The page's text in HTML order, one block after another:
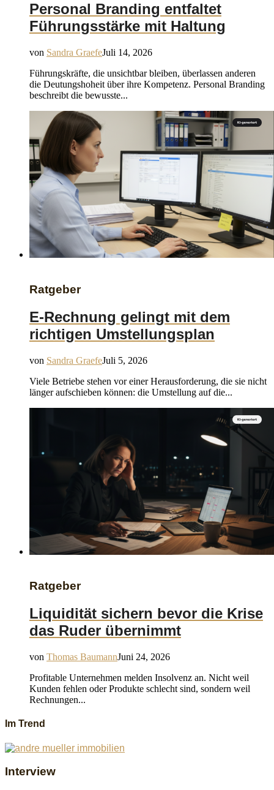
Personal Branding entfaltet
Führungsstärke mit Haltung
von Sandra GraefeJuli 14, 2026
Führungskräfte, die unsichtbar bleiben, überlassen anderen
die Deutungshoheit über ihre Kompetenz. Personal Branding
beschreibt die bewusste...
Ratgeber
E-Rechnung gelingt mit dem
richtigen Umstellungsplan
von Sandra GraefeJuli 5, 2026
Viele Betriebe stehen vor einer Herausforderung, die sie nicht
länger aufschieben können: die Umstellung auf die...
Ratgeber
Liquidität sichern bevor die Krise
das Ruder übernimmt
von Thomas BaumannJuni 24, 2026
Profitable Unternehmen melden Insolvenz an. Nicht weil
Kunden fehlen oder Produkte schlecht sind, sondern weil
Rechnungen...
Im Trend
Interview